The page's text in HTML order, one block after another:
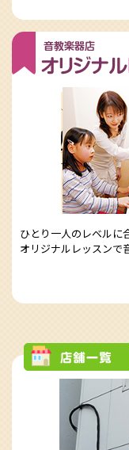
ひとり一人のレベルに
オリジナルレッスンで